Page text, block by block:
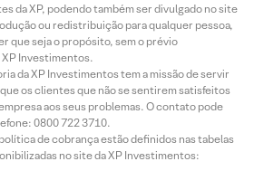
da XP, podendo também ser divulgado no site
ou redistribuição para qualquer pessoa,
que seja o propósito, sem o prévio
Investimentos.
da XP Investimentos tem a missão de servir
os clientes que não se sentirem satisfeitos
aos seus problemas. O contato pode
0800 722 3710.
de cobrança estão definidos nas tabelas
no site da XP Investimentos: